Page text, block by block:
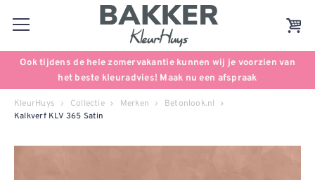
Ook tijdens de hele zomervakantie kunnen wij je voorzien van
het beste kleuradvies! Maak nu een afspraak
KleurHuys Collectie Merken Betonlook.nl
Kalkverf KLV 365 Satin